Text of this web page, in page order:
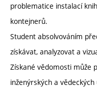
problematice instalací
kontejnerů.
Student absolvováním
získávat, analyzovat a
Získané vědomosti může
inženýrských a